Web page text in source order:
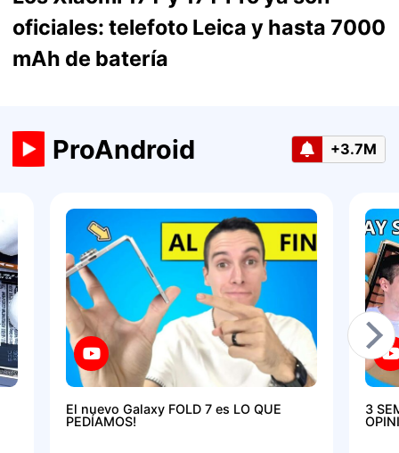
oficiales: telefoto Leica y hasta 7000
mAh de batería
ProAndroid +3.7M
El nuevo Galaxy FOLD 7 es LO QUE
PEDÍAMOS!
3